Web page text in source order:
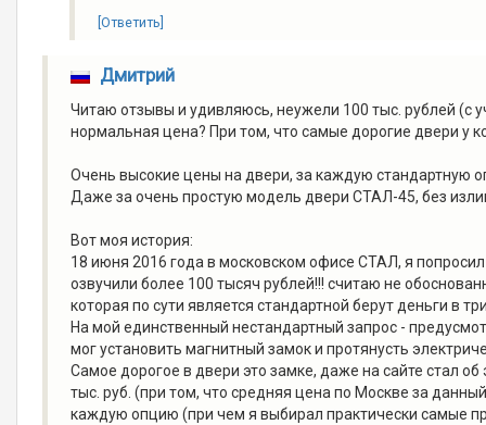
[Ответить]
Дмитрий
Читаю отзывы и удивляюсь, неужели 100 тыс. рублей (с
нормальная цена? При том, что самые дорогие двери у
Очень высокие цены на двери, за каждую стандартную
Даже за очень простую модель двери СТАЛ-45, без
Вот моя история:
18 июня 2016 года в московском офисе СТАЛ, я
озвучили более 100 тысяч рублей!!! считаю не
которая по сути является стандартной берут деньги в
На мой единственный нестандартный запрос -
мог установить магнитный замок и протянусть
Самое дорогое в двери это замке, даже на сайте стал
тыс. руб. (при том, что средняя цена по Москве за
каждую опцию (при чем я выбирал практически самые